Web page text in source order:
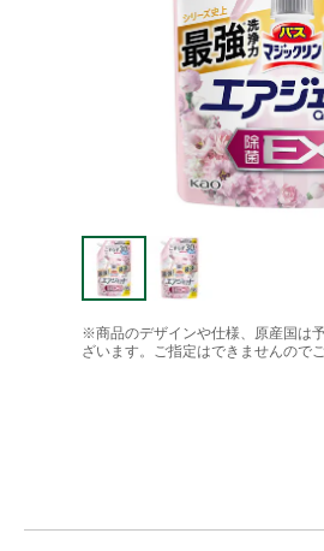
※商品のデザインや仕様、原産国は
ざいます。ご指定はできませんので